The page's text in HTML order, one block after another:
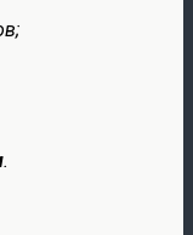
.